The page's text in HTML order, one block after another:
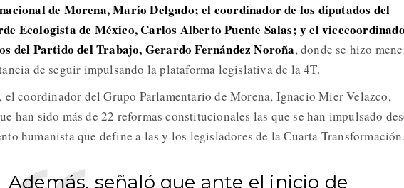
de Morena, Mario Delgado; el coordinador de los diputados del
Ecologista de México, Carlos Alberto Puente Salas; y el
del Partido del Trabajo, Gerardo Fernández Noroña, donde se hizo
de seguir impulsando la plataforma legislativa de la 4T.
el coordinador del Grupo Parlamentario de Morena, Ignacio Mier Velazco,
han sido más de 22 reformas constitucionales las que se han impulsado
humanista que define a las y los legisladores de la Cuarta Transformación.
Además, señaló que ante el inicio de